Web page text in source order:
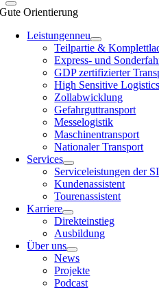
Gute Orientierung
Leistungenneu
Teilpartie &
Express- und
GDP zertifizierter
High Sensitive Logistics
Zollabwicklung
Gefahrguttransport
Messelogistik
Maschinentransport
Nationaler Transport
Services
Serviceleistungen der
Kundenassistent
Tourenassistent
Karriere
Direkteinstieg
Ausbildung
Über uns
News
Projekte
Podcast